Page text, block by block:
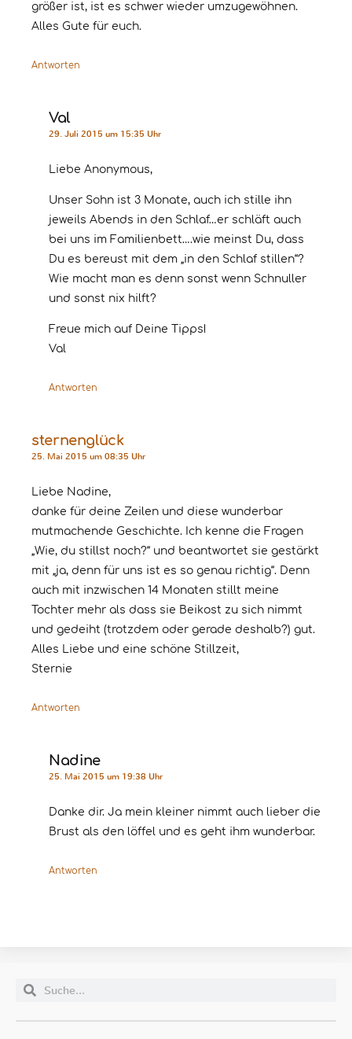
größer ist, ist es schwer wieder umzugewöhnen.
Alles Gute für euch.
Antworten
Val
29. Juli 2015 um 15:35 Uhr
Liebe Anonymous,
Unser Sohn ist 3 Monate, auch ich stille ihn
jeweils Abends in den Schlaf…er schläft auch
bei uns im Familienbett….wie meinst Du, dass
Du es bereust mit dem „in den Schlaf stillen“?
Wie macht man es denn sonst wenn Schnuller
und sonst nix hilft?
Freue mich auf Deine Tipps!
Val
Antworten
sternenglück
25. Mai 2015 um 08:35 Uhr
Liebe Nadine,
danke für deine Zeilen und diese wunderbar
mutmachende Geschichte. Ich kenne die Fragen
„Wie, du stillst noch?“ und beantwortet sie gestärkt
mit „ja, denn für uns ist es so genau richtig“. Denn
auch mit inzwischen 14 Monaten stillt meine
Tochter mehr als dass sie Beikost zu sich nimmt
und gedeiht (trotzdem oder gerade deshalb?) gut.
Alles Liebe und eine schöne Stillzeit,
Sternie
Antworten
Nadine
25. Mai 2015 um 19:38 Uhr
Danke dir. Ja mein kleiner nimmt auch lieber die
Brust als den löffel und es geht ihm wunderbar.
Antworten